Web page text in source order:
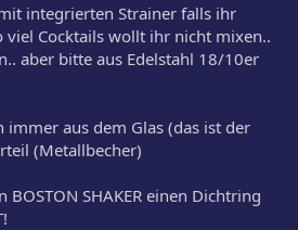
integrierten Strainer falls ihr
viel Cocktails wollt ihr nicht mixen..
aber bitte aus Edelstahl 18/10er
immer aus dem Glas (das ist der
(Metallbecher)
SHAKER einen Dichtring